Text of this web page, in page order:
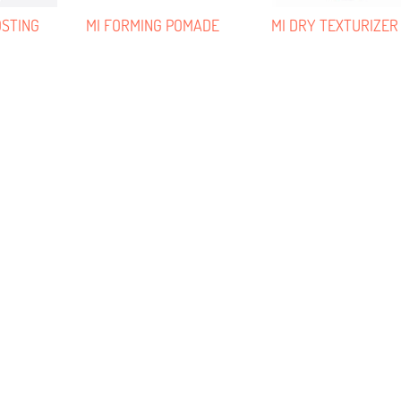
MI FORMING POMADE MI DRY TEXTURIZER